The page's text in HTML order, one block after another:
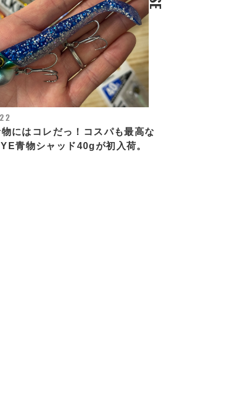
にはコレだっ！コスパも最高な
青物シャッド40gが初入荷。